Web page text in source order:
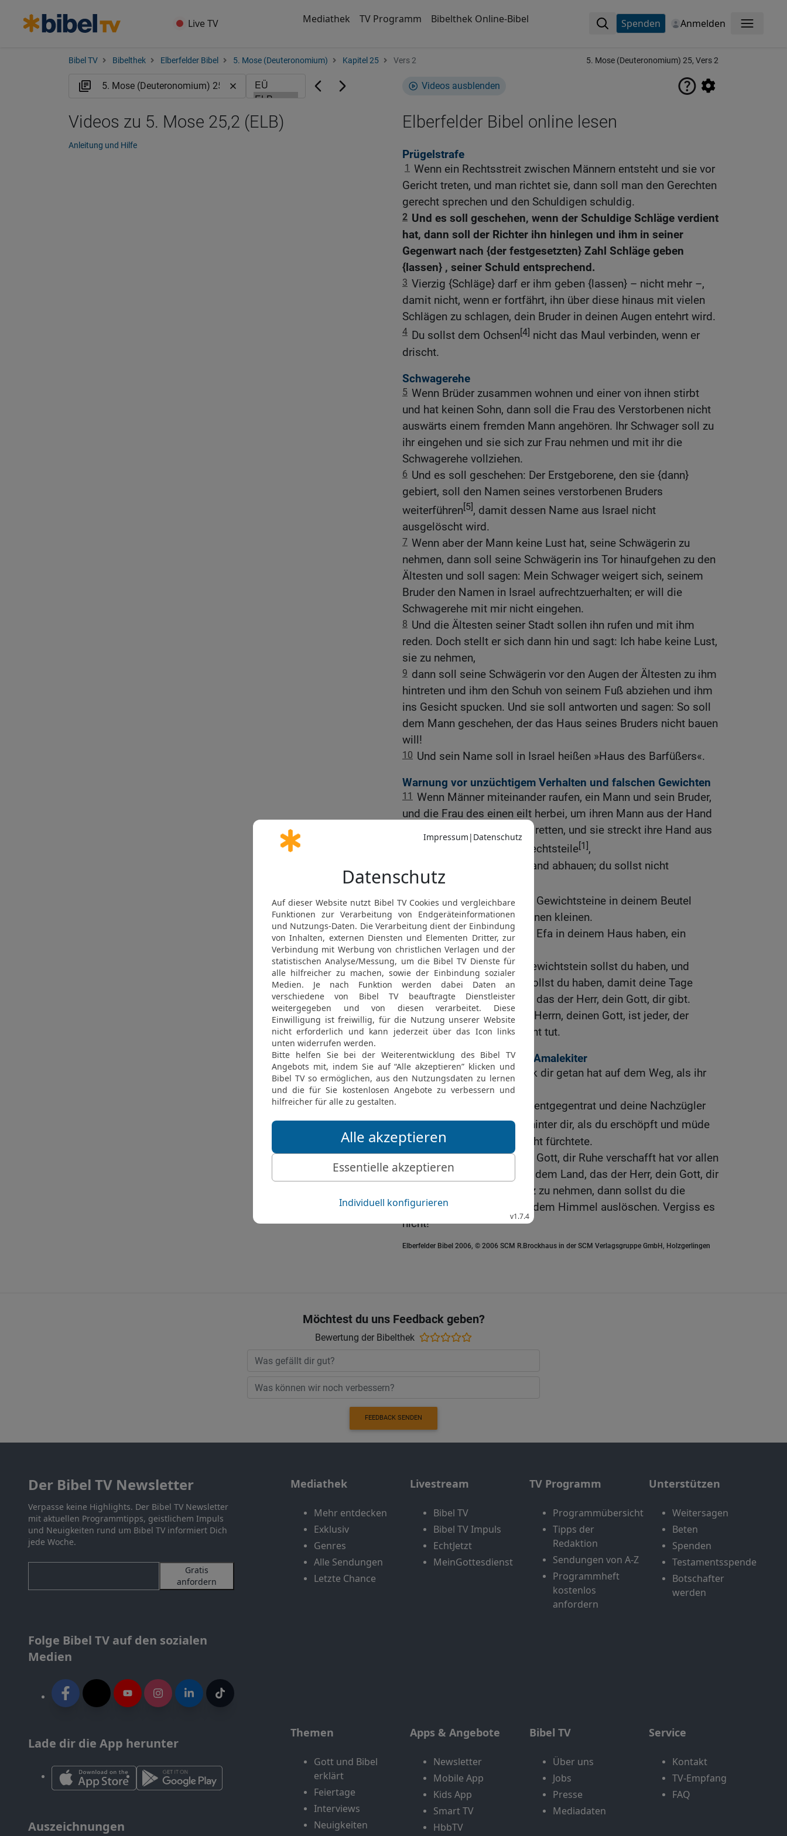
Live TV Mediathek TV Programm Bibelthek Online-Bibel Spenden Anmelden Menü
Bibel TV Bibelthek Elberfelder Bibel 5. Mose (Deuteronomium) Kapitel 25 Vers 2 5. Mose (Deuteronomium) 25, Vers 2
Videos ausblenden
Elberfelder Bibel online lesen
Prügelstrafe
1 Wenn ein Rechtsstreit zwischen Männern entsteht und sie vor
Gericht treten, und man richtet sie, dann soll man den Gerechten
gerecht sprechen und den Schuldigen schuldig.
2 Und es soll geschehen, wenn der Schuldige Schläge verdient
hat, dann soll der Richter ihn hinlegen und ihm in seiner
Gegenwart nach {der festgesetzten} Zahl Schläge geben
{lassen} , seiner Schuld entsprechend.
3 Vierzig {Schläge} darf er ihm geben {lassen} – nicht mehr –,
damit nicht, wenn er fortfährt, ihn über diese hinaus mit vielen
Schlägen zu schlagen, dein Bruder in deinen Augen entehrt wird.
4 Du sollst dem Ochsen[4] nicht das Maul verbinden, wenn er
drischt.
Schwagerehe
5 Wenn Brüder zusammen wohnen und einer von ihnen stirbt
und hat keinen Sohn, dann soll die Frau des Verstorbenen nicht
auswärts einem fremden Mann angehören. Ihr Schwager soll zu
ihr eingehen und sie sich zur Frau nehmen und mit ihr die
Schwagerehe vollziehen.
6 Und es soll geschehen: Der Erstgeborene, den sie {dann}
gebiert, soll den Namen seines verstorbenen Bruders
weiterführen[5], damit dessen Name aus Israel nicht
ausgelöscht wird.
7 Wenn aber der Mann keine Lust hat, seine Schwägerin zu
nehmen, dann soll seine Schwägerin ins Tor hinaufgehen zu den
Ältesten und soll sagen: Mein Schwager weigert sich, seinem
Bruder den Namen in Israel aufrechtzuerhalten; er will die
Schwagerehe mit mir nicht eingehen.
8 Und die Ältesten seiner Stadt sollen ihn rufen und mit ihm
reden. Doch stellt er sich dann hin und sagt: Ich habe keine Lust,
sie zu nehmen,
9 dann soll seine Schwägerin vor den Augen der Ältesten zu ihm
hintreten und ihm den Schuh von seinem Fuß abziehen und ihm
ins Gesicht spucken. Und sie soll antworten und sagen: So soll
dem Mann geschehen, der das Haus seines Bruders nicht bauen
will!
10 Und sein Name soll in Israel heißen »Haus des Barfüßers«.
Warnung vor unzüchtigem Verhalten und falschen Gewichten
11 Wenn Männer miteinander raufen, ein Mann und sein Bruder,
und die Frau des einen eilt herbei, um ihren Mann aus der Hand
dessen, der ihn schlägt, zu retten, und sie streckt ihre Hand aus
und greift an seine Geschlechtsteile[1],
dann sollst du ihr die Hand abhauen; du sollst nicht
schonen[2]
13 Du sollst nicht zweierlei Gewichtsteine in deinem Beutel
haben, einen großen und einen kleinen.
14 Du sollst nicht zweierlei Efa in deinem Haus haben, ein
großes und ein kleines.
15 Vollen und gerechten Gewichtstein sollst du haben, und
volles und gerechtes Efa sollst du haben, damit deine Tage
lange währen in dem Land, das der Herr, dein Gott, dir gibt.
16 Denn ein Gräuel für den Herrn, deinen Gott, ist jeder, der
dieses tut, jeder, der Unrecht tut.
Gebot der Ausrottung der Amalekiter
17 Denk daran, was Amalek dir getan hat auf dem Weg, als ihr
aus Ägypten zogt,
wie er dir auf dem Weg entgegentrat und deine Nachzügler
schlug[3], alle Schwachen hinter dir, als du erschöpft und müde
warst, und dass er Gott nicht fürchtete.
19 Und wenn der Herr, dein Gott, dir Ruhe verschafft hat vor allen
deinen Feinden ringsum in dem Land, das der Herr, dein Gott, dir
als Erbteil gibt, es in Besitz zu nehmen, dann sollst du die
Erwähnung Amaleks unter dem Himmel auslöschen. Vergiss es
nicht!
Elberfelder Bibel 2006, © 2006 SCM R.Brockhaus in der SCM Verlagsgruppe GmbH, Holzgerlingen
Videos zu 5. Mose 25,2 (ELB)
Anleitung und Hilfe
Möchtest du uns Feedback geben?
Bewertung der Bibelthek
FEEDBACK SENDEN
Der Bibel TV Newsletter
Verpasse keine Highlights. Der Bibel TV Newsletter
mit aktuellen Programmtipps, geistlichem Impuls
und Neuigkeiten rund um Bibel TV informiert Dich
jede Woche.
Gratis
anfordern
Folge Bibel TV auf den sozialen
Medien
Lade dir die App herunter
Auszeichnungen
Mediathek
Mehr entdecken
Exklusiv
Genres
Alle Sendungen
Letzte Chance
Livestream
Bibel TV
Bibel TV Impuls
EchtJetzt
MeinGottesdienst
TV Programm
Programmübersicht
Tipps der
Redaktion
Sendungen von A-Z
Programmheft
kostenlos
anfordern
Unterstützen
Weitersagen
Beten
Spenden
Testamentsspende
Botschafter
werden
Themen
Gott und Bibel
erklärt
Feiertage
Interviews
Neuigkeiten
Apps & Angebote
Newsletter
Mobile App
Kids App
Smart TV
HbbTV
Bibel TV
Über uns
Jobs
Presse
Mediadaten
Service
Kontakt
TV-Empfang
FAQ